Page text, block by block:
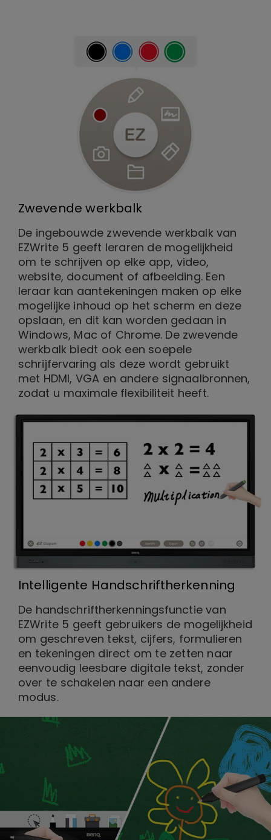
Zwevende werkbalk
De ingebouwde zwevende werkbalk van
EZWrite 5 geeft leraren de mogelijkheid
om te schrijven op elke app, video,
website, document of afbeelding. Een
leraar kan aantekeningen maken op elke
mogelijke inhoud op het scherm en deze
opslaan, en dit kan worden gedaan in
Windows, Mac of Chrome. De zwevende
werkbalk biedt ook een soepele
schrijfervaring als deze wordt gebruikt
met HDMI, VGA en andere signaalbronnen,
zodat u maximale flexibiliteit heeft.
Intelligente Handschriftherkenning
De handschriftherkenningsfunctie van
EZWrite 5 geeft gebruikers de mogelijkheid
om geschreven tekst, cijfers, formulieren
en tekeningen direct om te zetten naar
eenvoudig leesbare digitale tekst, zonder
over te schakelen naar een andere
modus.